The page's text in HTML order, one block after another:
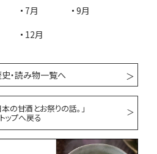
7月
9月
12月
・読み物一覧へ
本の甘酒とお祭りの話。」
トップへ戻る